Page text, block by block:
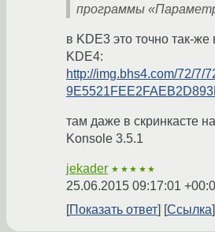
программы
в KDE3 это точно так-же
KDE4:
http://img.bhs4.com/72/7/
там даже в скринкасте
Konsole 3.5.1
jekader ★★★★★
25.06.2015 09:17:01
Показать ответ
Ссылка